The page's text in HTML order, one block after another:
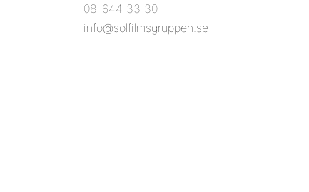
08-644 33 30
info@solfilmsgruppen.se